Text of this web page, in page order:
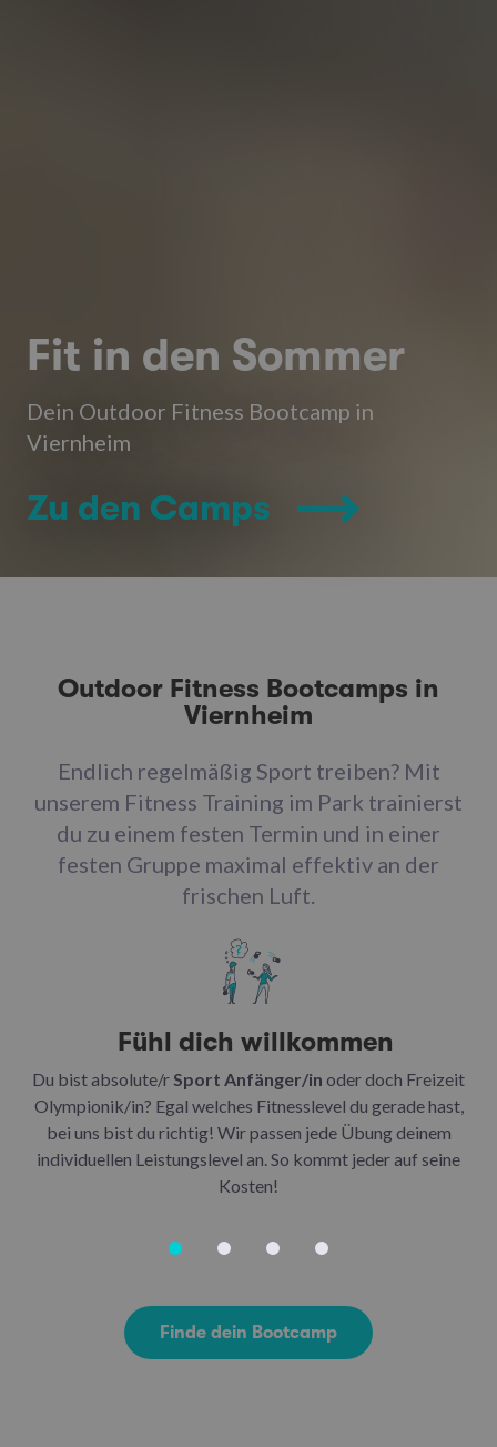
Fit in den Sommer
Dein Outdoor Fitness Bootcamp in
Viernheim
Zu den Camps
Outdoor Fitness Bootcamps in
Viernheim
Endlich regelmäßig Sport treiben? Mit
unserem Fitness Training im Park trainierst
du zu einem festen Termin und in einer
festen Gruppe maximal effektiv an der
frischen Luft.
Fühl dich willkommen
Du bist absolute/r Sport Anfänger/in oder doch Freizeit
Olympionik/in? Egal welches Fitnesslevel du gerade hast,
bei uns bist du richtig! Wir passen jede Übung deinem
individuellen Leistungslevel an. So kommt jeder auf seine
Kosten!
Finde dein Bootcamp